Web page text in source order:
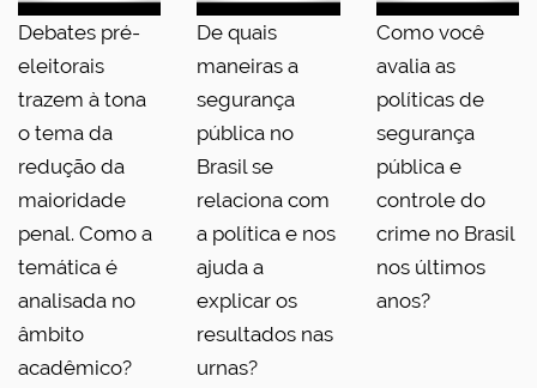
Debates pré-
eleitorais
trazem à tona
o tema da
redução da
maioridade
penal. Como a
temática é
analisada no
âmbito
acadêmico?
De quais
maneiras a
segurança
pública no
Brasil se
relaciona com
a política e nos
ajuda a
explicar os
resultados nas
urnas?
Como você
avalia as
políticas de
segurança
pública e
controle do
crime no Brasil
nos últimos
anos?